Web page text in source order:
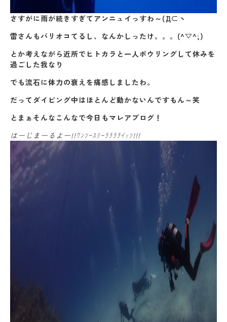
さすがに雨が続きすぎてアンニュイっすわ～(´Д⊂ヽ
雷さんもバリオコてるし、なんかしったけ。。。(^▽^;)
とか考えながら近所でヒトカラと一人ボウリングして休みを
過ごした我なり
でも流石に体力の衰えを痛感しましたわ。
だってダイビング中はほとんど動かないんですもん～笑
とまぁそんなこんなで今日もマレアブログ！
はーじまーるよー!!ﾜﾝﾂｰｽﾘｰﾗﾗﾗﾗｲｯﾂ!!!